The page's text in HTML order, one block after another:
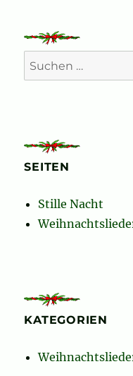
Suchen
nach:
SEITEN
Stille Nacht
KATEGORIEN